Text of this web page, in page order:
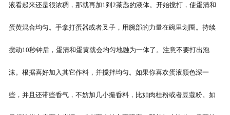
液看起来还是很浓稠，那就再加1到2茶匙的液体。开始搅打，使蛋清和
蛋黄混合均匀。手拿打蛋器或者叉子，用腕部的力量在碗里划圈。持续
搅动10秒钟后，蛋清和蛋黄就会均匀地融为一体了。注意不要打出泡
沫。根据喜好加入其它作料，并搅拌均匀。如果你喜欢蛋液颜色深一
些，并且还带些香气，不妨加几小撮香料，比如肉桂粉或者豆蔻粉。如